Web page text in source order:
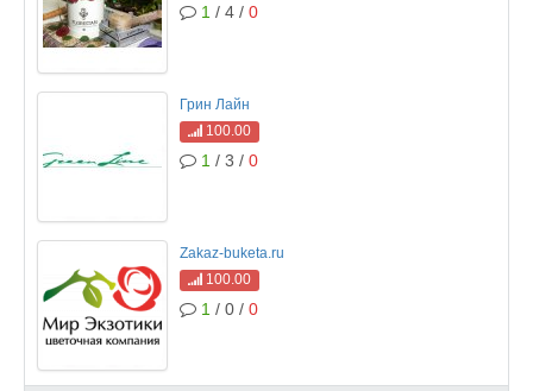
1 / 4 / 0
Грин Лайн
100.00
1 / 3 / 0
Zakaz-buketa.ru
100.00
1 / 0 / 0